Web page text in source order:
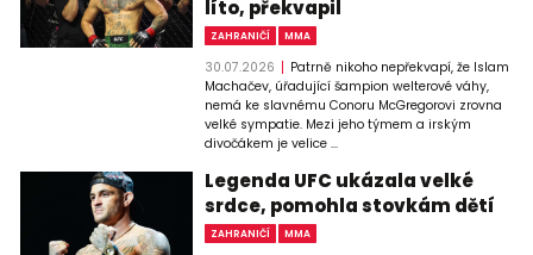
líto, překvapil
ZAHRANIČÍ MMA
30.07.2026
Patrně nikoho nepřekvapí, že Islam
Machačev, úřadující šampion welterové váhy,
nemá ke slavnému Conoru McGregorovi zrovna
velké sympatie. Mezi jeho týmem a irským
divočákem je velice ...
Legenda UFC ukázala velké
srdce, pomohla stovkám dětí
ZAHRANIČÍ MMA